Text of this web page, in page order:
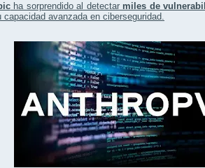
ha sorprendido al detectar miles de
capacidad avanzada en ciberseguridad.